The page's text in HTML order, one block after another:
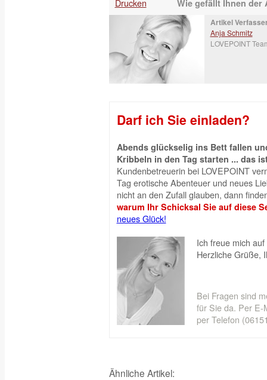
Drucken Wie gefällt Ihnen der
Artikel
Anja Schmitz
LOVEPOINT
Darf ich Sie einladen?
Abends glückselig ins Bett fallen
Kribbeln in den Tag starten ... das
Kundenbetreuerin bei LOVEPOINT
Tag erotische Abenteuer und neues
nicht an den Zufall glauben, dann
warum Ihr Schicksal Sie auf diese
neues Glück!
Ich freue mich auf
Herzliche Grüße,
Bei Fragen sind
für Sie da. Per E-
per Telefon
Ähnliche Artikel: